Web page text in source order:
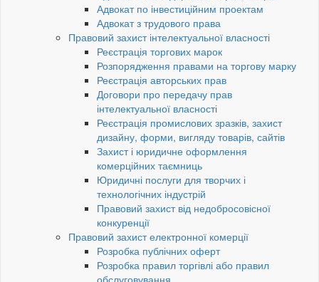
Адвокат по інвестиційним проектам
Адвокат з трудового права
Правовий захист інтелектуальної власності
Реєстрація торгових марок
Розпорядження правами на торгову марку
Реєстрація авторських прав
Договори про передачу прав
інтелектуальної власності
Реєстрація промислових зразків, захист
дизайну, форми, вигляду товарів, сайтів
Захист і юридичне оформлення
комерційних таємниць
Юридичні послуги для творчих і
технологічних індустрій
Правовий захист від недобросовісної
конкуренції
Правовий захист електронної комерції
Розробка публічних оферт
Розробка правил торгівлі або правил